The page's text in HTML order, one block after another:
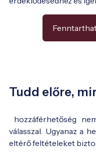
Tudd előre,
hozzáférhetőség
válasszal. Ugyanaz a
eltérő feltételeket